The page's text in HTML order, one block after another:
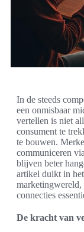
In de steeds
een onmisbaar
vertellen is niet
consument te
te bouwen.
communiceren
blijven beter
artikel duikt in
marketingwereld,
connecties
De kracht van